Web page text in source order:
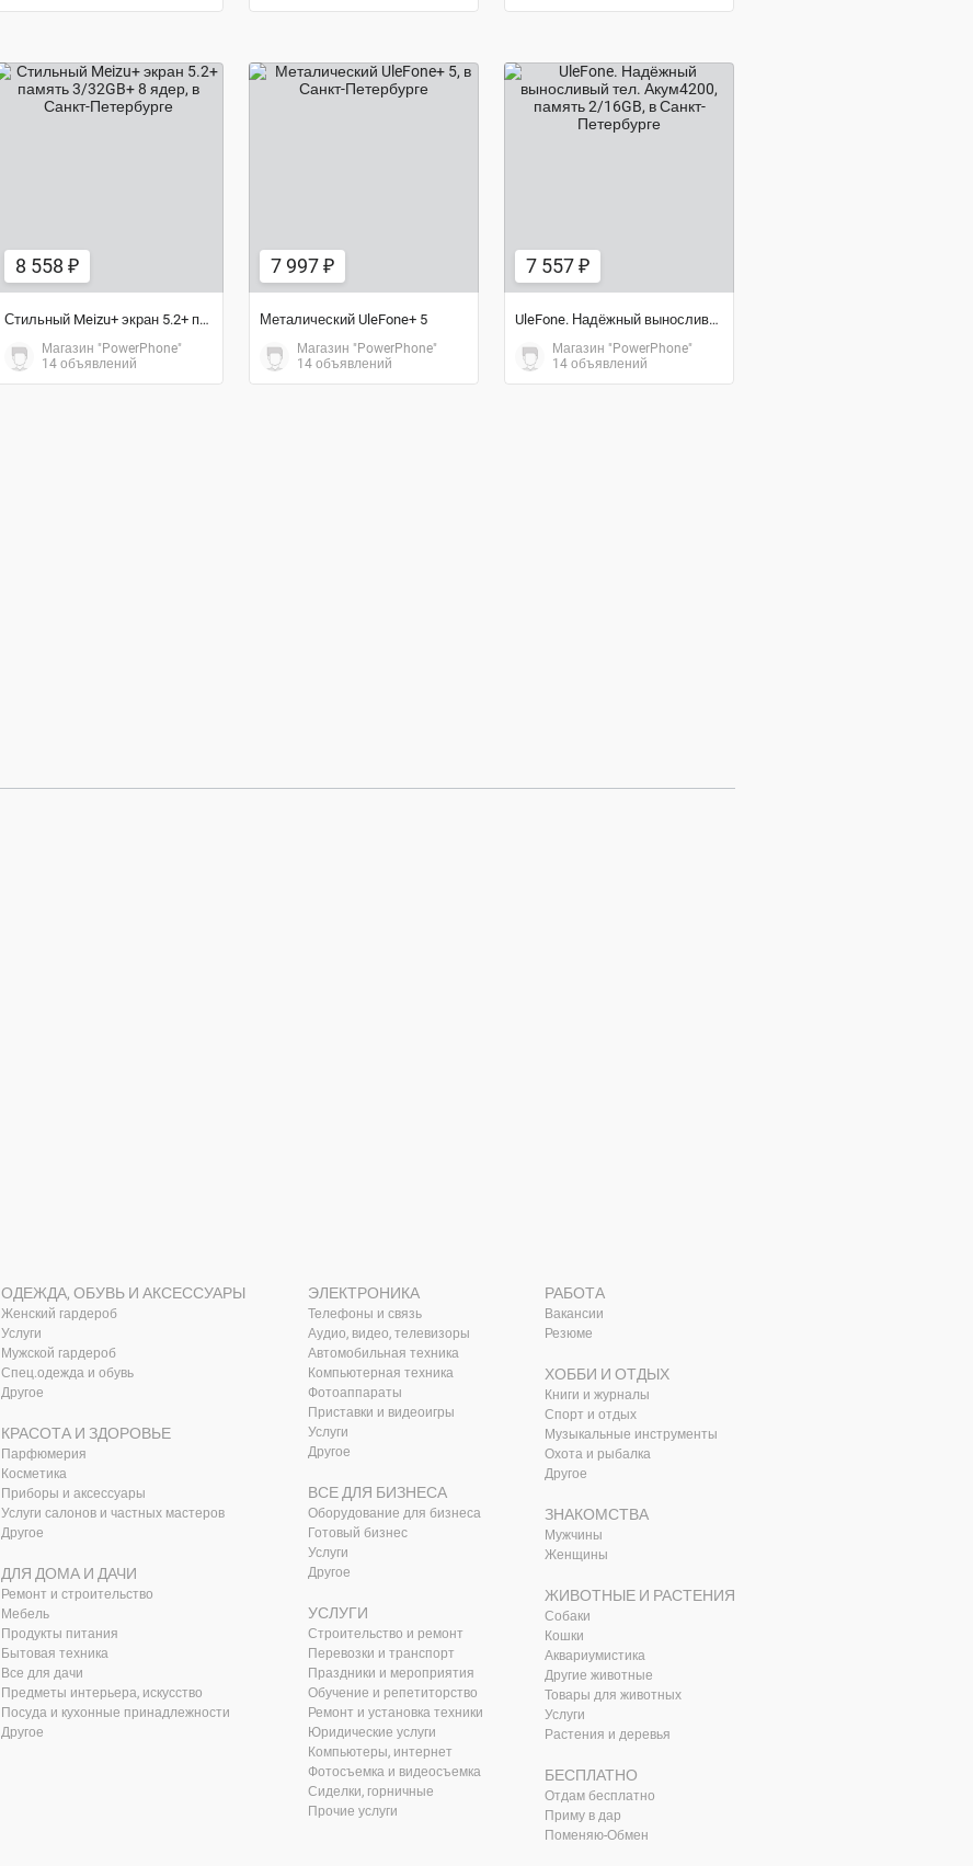
8 558 ₽
Стильный Meizu+ экран 5.2+ память 3/32GB+ 8 ядер
Магазин "PowerPhone"
14 объявлений
7 997 ₽
Металический UleFone+ 5
Магазин "PowerPhone"
14 объявлений
7 557 ₽
UleFone. Надёжный выносливый тел. Акум4200, память 2/16GB
Магазин "PowerPhone"
14 объявлений
ОДЕЖДА, ОБУВЬ И АКСЕССУАРЫ
Женский гардероб
Услуги
Мужской гардероб
Спец.одежда и обувь
Другое
КРАСОТА И ЗДОРОВЬЕ
Парфюмерия
Косметика
Приборы и аксессуары
Услуги салонов и частных мастеров
Другое
ДЛЯ ДОМА И ДАЧИ
Ремонт и строительство
Мебель
Продукты питания
Бытовая техника
Все для дачи
Предметы интерьера, искусство
Посуда и кухонные принадлежности
Другое
ЭЛЕКТРОНИКА
Телефоны и связь
Аудио, видео, телевизоры
Автомобильная техника
Компьютерная техника
Фотоаппараты
Приставки и видеоигры
Услуги
Другое
ВСЕ ДЛЯ БИЗНЕСА
Оборудование для бизнеса
Готовый бизнес
Услуги
Другое
УСЛУГИ
Строительство и ремонт
Перевозки и транспорт
Праздники и мероприятия
Обучение и репетиторство
Ремонт и установка техники
Юридические услуги
Компьютеры, интернет
Фотосъемка и видеосъемка
Сиделки, горничные
Прочие услуги
РАБОТА
Вакансии
Резюме
ХОББИ И ОТДЫХ
Книги и журналы
Спорт и отдых
Музыкальные инструменты
Охота и рыбалка
Другое
ЗНАКОМСТВА
Мужчины
Женщины
ЖИВОТНЫЕ И РАСТЕНИЯ
Собаки
Кошки
Аквариумистика
Другие животные
Товары для животных
Услуги
Растения и деревья
БЕСПЛАТНО
Отдам бесплатно
Приму в дар
Поменяю-Обмен